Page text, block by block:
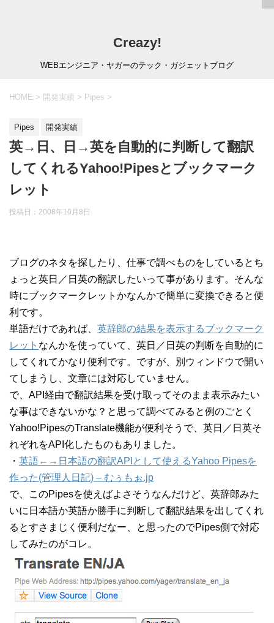
Creazy!
WEBエンジニア・ヤガーのテック・ガジェットブログ
HOME > 開発実績 > Pipes >
Pipes 開発実績
英→日、日→英を自動的に判断して翻訳
してくれるYahoo!Pipesとブックマーク
レット
投稿日： 2008年10月8日
ブログのネタを探したり、仕事で調べものをしているとち
ょっと英日／日英の翻訳したいって事があります。そんな
時にブックマークレットかなんかで簡単に変換できると便
利です。
単語だけであれば、 英辞郎の結果を表示するブックマーク
レット なんかを使っていて、英日／日英の判断を自動的に
してくれてかなり便利です。ですが、別ウィンドウで開い
てしまうし、文章には対応していません。
で、API経由で翻訳結果を受け取ってそのまま表示みたい
な事はできないかな？と思って調べてみると例のごとく
Yahoo!PipesのTranslate機能が便利そうで、英日／日英そ
れぞれをAPI化したものもありました。
・ 英語←→日本語の翻訳APIとして使えるYahoo Pipesを
作った(管理人日記) – むぅもぉ.jp
で、このPipesを使えばよさそうなんだけど、英辞郎みた
いに日本語か英語か勝手に判断して翻訳結果を出してくれ
るとすさまじく便利だなー、と思ったのでPipes側で対応
してみたのがコレ。